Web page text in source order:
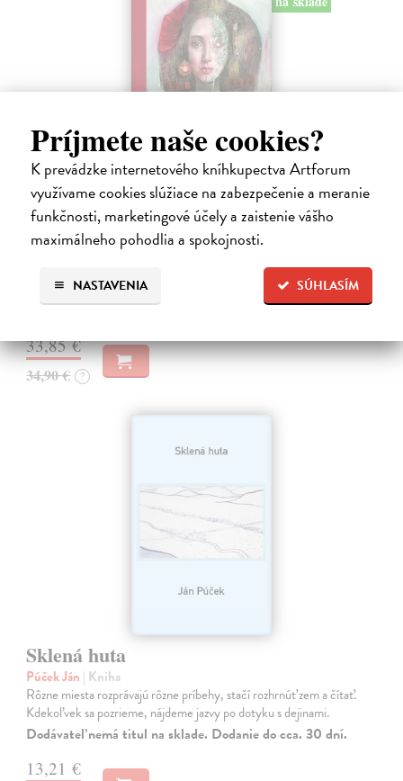
Príjmete naše cookies?
K prevádzke internetového kníhkupectva Artforum
využívame cookies slúžiace na zabezpečenie a meranie
funkčnosti, marketingové účely a zaistenie vášho
maximálneho pohodlia a spokojnosti.
SÚHLASÍM
NASTAVENIA
Miluj ma ako naozaj
Válek Miroslav| Kniha
HRANICA MEDZI NÁDEJOU A SEBAKLAMOM
SLOVENSKÉHO KLASIKA. Nemýlia sa tí, ktorí v básnikovi
Miroslavovi Válkovi (1927 – 1991) vidia deziluzívneho analytika
ľudskej situácie.
Na sklade
33,85 €
34,90 € ?
Sklená huta
Púček Ján | Kniha
Rôzne miesta rozprávajú rôzne príbehy, stačí rozhrnúť zem a čítať.
Kdekoľvek sa pozrieme, nájdeme jazvy po dotyku s dejinami.
Dodávateľ nemá titul na sklade. Dodanie do cca. 30 dní.
13,21 €